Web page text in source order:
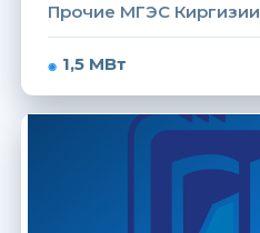
Прочие МГЭС Киргизии
1,5 МВт